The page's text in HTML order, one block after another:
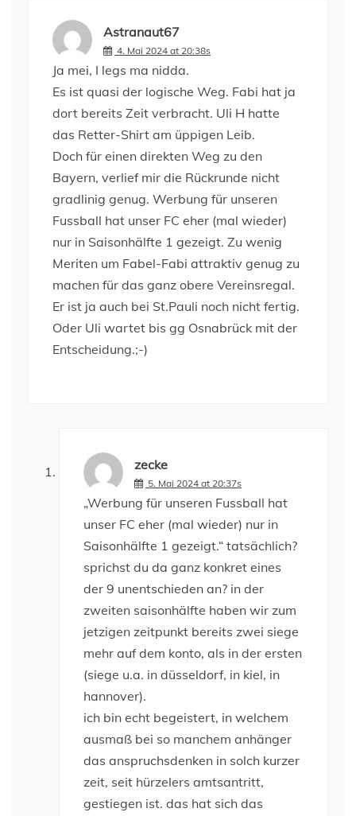
Astranaut67
4. Mai 2024 at 20:38s
Ja mei, I legs ma nidda.
Es ist quasi der logische Weg. Fabi hat ja
dort bereits Zeit verbracht. Uli H hatte
das Retter-Shirt am üppigen Leib.
Doch für einen direkten Weg zu den
Bayern, verlief mir die Rückrunde nicht
gradlinig genug. Werbung für unseren
Fussball hat unser FC eher (mal wieder)
nur in Saisonhälfte 1 gezeigt. Zu wenig
Meriten um Fabel-Fabi attraktiv genug zu
machen für das ganz obere Vereinsregal.
Er ist ja auch bei St.Pauli noch nicht fertig.
Oder Uli wartet bis gg Osnabrück mit der
Entscheidung.;-)
zecke
5. Mai 2024 at 20:37s
„Werbung für unseren Fussball hat
unser FC eher (mal wieder) nur in
Saisonhälfte 1 gezeigt.“ tatsächlich?
sprichst du da ganz konkret eines
der 9 unentschieden an? in der
zweiten saisonhälfte haben wir zum
jetzigen zeitpunkt bereits zwei siege
mehr auf dem konto, als in der ersten
(siege u.a. in düsseldorf, in kiel, in
hannover).
ich bin echt begeistert, in welchem
ausmaß bei so manchem anhänger
das anspruchsdenken in solch kurzer
zeit, seit hürzelers amtsantritt,
gestiegen ist. das hat sich das